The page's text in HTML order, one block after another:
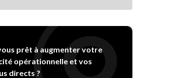
prêt à augmenter votre
opérationnelle et vos
directs ?